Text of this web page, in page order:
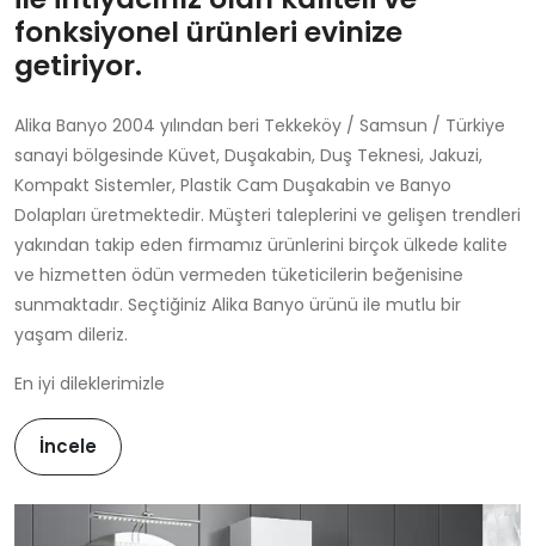
fonksiyonel ürünleri evinize
getiriyor.
Alika Banyo 2004 yılından beri Tekkeköy / Samsun / Türkiye
sanayi bölgesinde Küvet, Duşakabin, Duş Teknesi, Jakuzi,
Kompakt Sistemler, Plastik Cam Duşakabin ve Banyo
Dolapları üretmektedir. Müşteri taleplerini ve gelişen trendleri
yakından takip eden firmamız ürünlerini birçok ülkede kalite
ve hizmetten ödün vermeden tüketicilerin beğenisine
sunmaktadır. Seçtiğiniz Alika Banyo ürünü ile mutlu bir
yaşam dileriz.
En iyi dileklerimizle
İncele